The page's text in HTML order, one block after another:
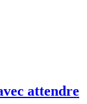
attendre